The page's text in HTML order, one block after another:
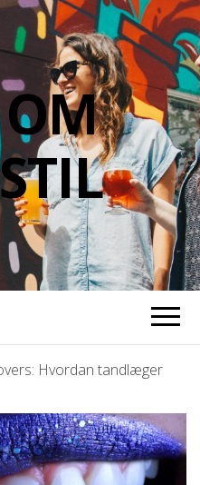
Hvordan tandlæger